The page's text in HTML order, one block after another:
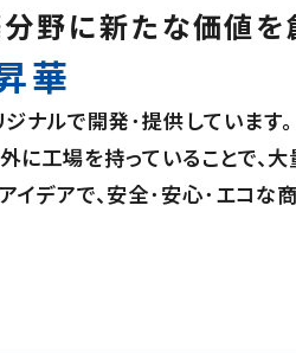
野に新たな価値を
華
ナルで開発･提供していま
に工場を持っていることで
デアで、安全･安心･エコな商